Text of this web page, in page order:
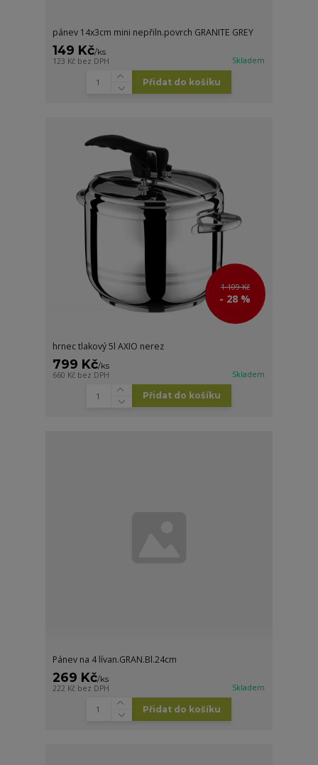
pánev 14x3cm mini nepřiln.povrch GRANITE GREY
149 Kč/ks
123 Kč bez DPH Skladem
Přidat do košíku
1 109 Kč
- 28 %
hrnec tlakový 5l AXIO nerez
799 Kč/ks
660 Kč bez DPH Skladem
Přidat do košíku
Pánev na 4 lívan.GRAN.Bl.24cm
269 Kč/ks
222 Kč bez DPH Skladem
Přidat do košíku